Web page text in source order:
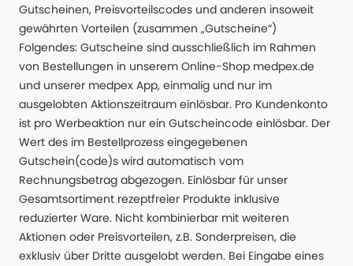
Gutscheinen, Preisvorteilscodes und anderen insoweit
gewährten Vorteilen (zusammen „Gutscheine“)
Folgendes: Gutscheine sind ausschließlich im Rahmen
von Bestellungen in unserem Online-Shop medpex.de
und unserer medpex App, einmalig und nur im
ausgelobten Aktionszeitraum einlösbar. Pro Kundenkonto
ist pro Werbeaktion nur ein Gutscheincode einlösbar. Der
Wert des im Bestellprozess eingegebenen
Gutschein(code)s wird automatisch vom
Rechnungsbetrag abgezogen. Einlösbar für unser
Gesamtsortiment rezeptfreier Produkte inklusive
reduzierter Ware. Nicht kombinierbar mit weiteren
Aktionen oder Preisvorteilen, z.B. Sonderpreisen, die
exklusiv über Dritte ausgelobt werden. Bei Eingabe eines